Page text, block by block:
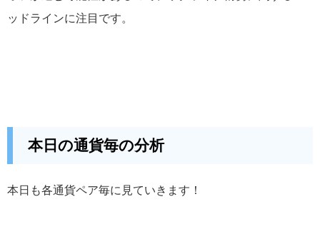
ッドラインに注目です。
本日の通貨毎の分析
本日も各通貨ペア毎に見ていきます！